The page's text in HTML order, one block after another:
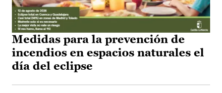
Medidas para la prevención de
incendios en espacios naturales el
día del eclipse